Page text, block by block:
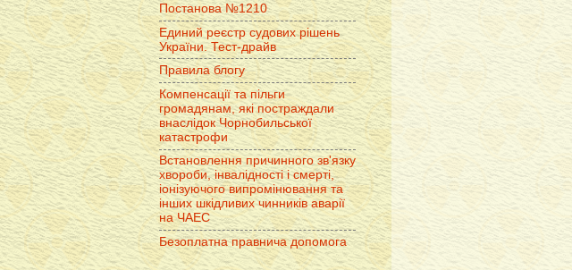
Постанова №1210
Единий реєстр судових рішень
України. Тест-драйв
Правила блогу
Компенсації та пільги
громадянам, які постраждали
внаслідок Чорнобильської
катастрофи
Встановлення причинного зв'язку
хвороби, інвалідності і смерті,
іонізуючого випромінювання та
інших шкідливих чинників аварії
на ЧАЕС
Безоплатна правнича допомога